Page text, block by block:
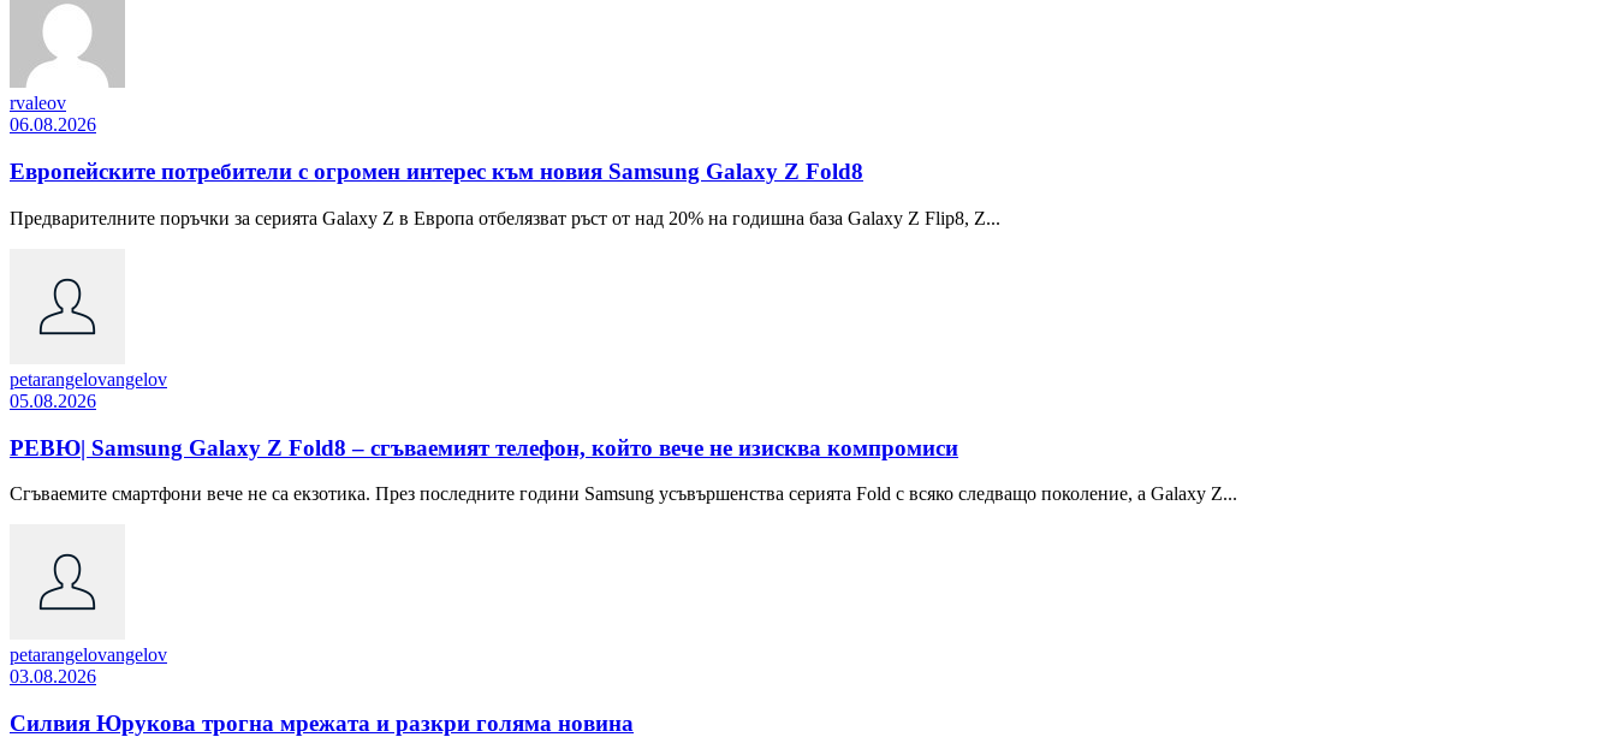
rvaleov
06.08.2026
Европейските потребители с огромен интерес към новия Samsung Galaxy Z Fold8
Предварителните поръчки за серията Galaxy Z в Европа отбелязват ръст от над 20% на годишна база Galaxy Z Flip8, Z...
petarangelovangelov
05.08.2026
РЕВЮ| Samsung Galaxy Z Fold8 – сгъваемият телефон, който вече не изисква компромиси
Сгъваемите смартфони вече не са екзотика. През последните години Samsung усъвършенства серията Fold с всяко следващо поколение, а Galaxy Z...
petarangelovangelov
03.08.2026
Силвия Юрукова трогна мрежата и разкри голяма новина